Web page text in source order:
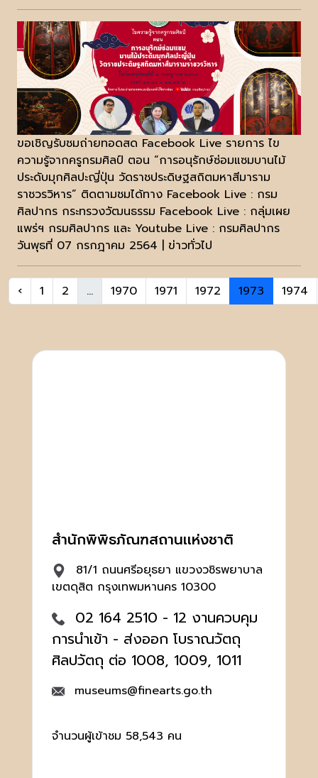
ขอเชิญรับชมถ่ายทอดสด Facebook Live รายการ ไข
ความรู้จากครูกรมศิลป์ ตอน “การอนุรักษ์ซ่อมแซมบานไม้
ประดับมุกศิลปะญี่ปุ่น วัดราชประดิษฐสถิตมหาสีมาราม
ราชวรวิหาร” ติดตามชมได้ทาง Facebook Live : กรม
ศิลปากร กระทรวงวัฒนธรรม Facebook Live : กลุ่มเผย
แพร่ฯ กรมศิลปากร และ Youtube Live : กรมศิลปากร
วันพุธที่ 07 กรกฎาคม 2564 | ข่าวทั่วไป
‹ 1 2 ... 1970 1971 1972 1973 1974
สำนักพิพิธภัณฑสถานเเห่งชาติ
81/1 ถนนศรีอยุธยา แขวงวชิรพยาบาล
เขตดุสิต กรุงเทพมหานคร 10300
02 164 2510 - 12 งานควบคุม
การนำเข้า - ส่งออก โบราณวัตถุ
ศิลปวัตถุ ต่อ 1008, 1009, 1011
museums@finearts.go.th
จำนวนผู้เข้าชม 58,543 คน